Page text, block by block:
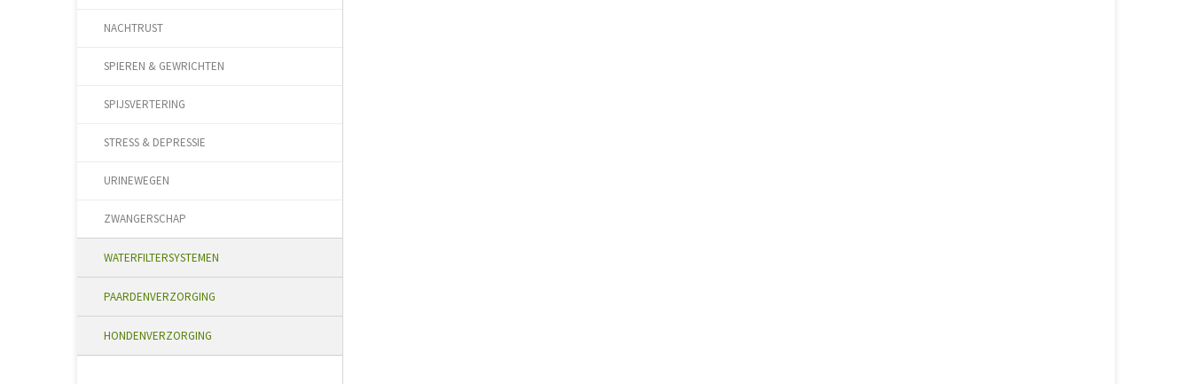
NACHTRUST
SPIEREN & GEWRICHTEN
SPIJSVERTERING
STRESS & DEPRESSIE
URINEWEGEN
ZWANGERSCHAP
WATERFILTERSYSTEMEN
PAARDENVERZORGING
HONDENVERZORGING